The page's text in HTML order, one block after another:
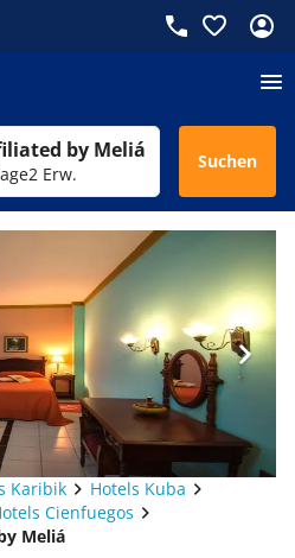
by Meliá
2 Erw.
Suchen
Karibik
Hotels Kuba
Cienfuegos
Meliá